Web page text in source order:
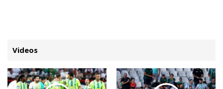
ΚΑΤΗΓΟΡΙΕΣ ΣΥΝΔΕΣΗ
Videos